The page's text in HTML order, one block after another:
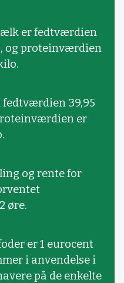
er fedtværdien
og proteinværdien
39,95
er
og rente for
øre.
er 1 eurocent
i anvendelse i
på de enkelte